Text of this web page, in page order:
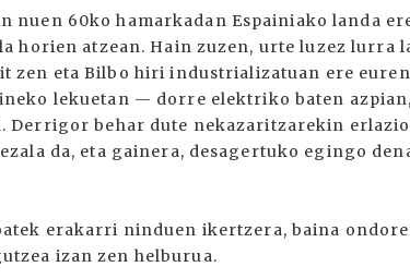
nuen 60ko hamarkadan Espainiako landa
horien atzean. Hain zuzen, urte luzez lurra
zen eta Bilbo hiri industrializatuan ere
lekuetan — dorre elektriko baten
Derrigor behar dute nekazaritzarekin
da, eta gainera, desagertuko egingo
erakarri ninduen ikertzera, baina
izan zen helburua.